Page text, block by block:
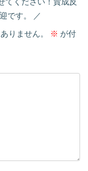
です。
りません。 ※ が付